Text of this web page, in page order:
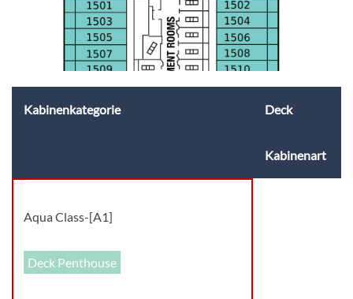
Kabinenkategorie Deck
Kabinenart
Aqua Class-[A1]
Deck Penthouse